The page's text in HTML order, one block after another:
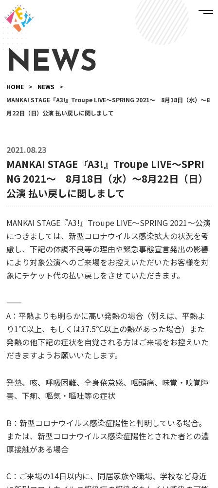
NEWS
HOME > NEWS
>
MANKAI STAGE『A3!』Troupe LIVE～SPRING 2021～ 8月18日（水）～8
月22日（日）公演 払い戻しに関しまして
2021.08.23
MANKAI STAGE『A3!』Troupe LIVE～SPRI
NG 2021～ 8月18日（水）～8月22日（日）
公演 払い戻しに関しまして
MANKAI STAGE『A3!』Troupe LIVE～SPRING 2021～公演
につきましては、新型コロナウイルス感染拡大の状況を考
慮し、下記の体調不良等の理由や緊急事態宣言発出の影響
により対象公演へのご来場をお控えいただいたお客様を対
象にチケット代の払い戻しをさせていただきます。
——
A：平熱よりも明らかに高い発熱の場合（例えば、平熱よ
り1℃以上、もしくは37.5℃以上の熱があった場合）また
発熱の他下記の症状を自覚される方はご来場をお控えいた
だきますようお願いいたします。
発熱、咳、呼吸困難、全身倦怠感、咽頭痛、味覚・嗅覚障
害、下痢、嘔気・嘔吐等の症状
B：新型コロナウイルス感染症陽性と判明している場合。
または、新型コロナウイルス感染症陽性とされた者との濃
厚接触がある場合
C：ご来場の14日以内に、同居家族や職場、学校など身近